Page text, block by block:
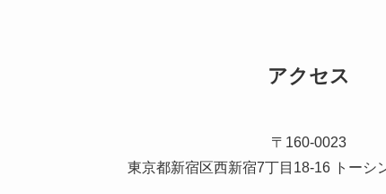
アクセス
〒160-0023
東京都新宿区西新宿7丁目18-16 トーシ